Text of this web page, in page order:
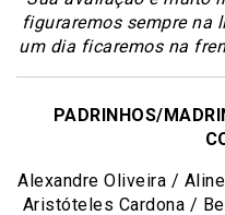
figuraremos sempre na
um dia ficaremos na
PADRINHOS/
Alexandre Oliveira /
Aristóteles Cardona /